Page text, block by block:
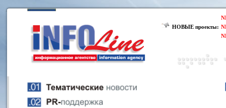
НОВЫЕ проекты: